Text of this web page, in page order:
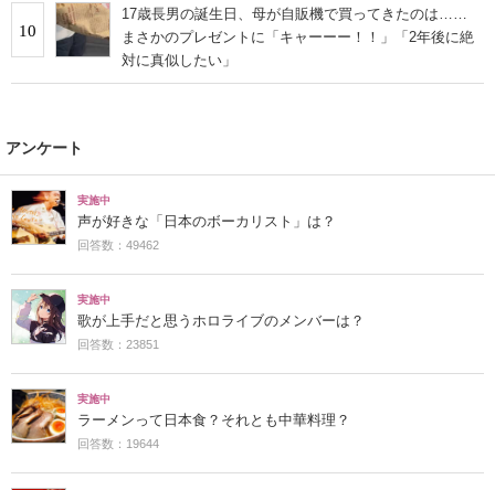
10
17歳長男の誕生日、母が自販機で買ってきたのは……
まさかのプレゼントに「キャーーー！！」「2年後に絶
対に真似したい」
アンケート
実施中
声が好きな「日本のボーカリスト」は？
回答数：49462
実施中
歌が上手だと思うホロライブのメンバーは？
回答数：23851
実施中
ラーメンって日本食？それとも中華料理？
回答数：19644